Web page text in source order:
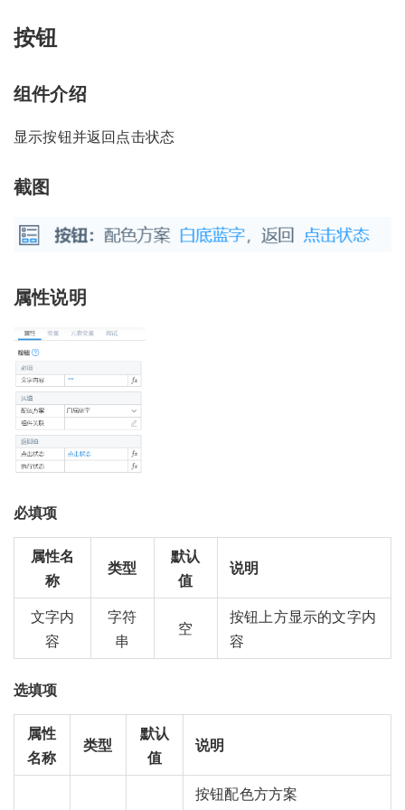
按钮
组件介绍
显示按钮并返回点击状态
截图
属性说明
必填项
属性名
称
类型
默认
值
说明
文字内
容
字符
串
空
按钮上方显示的文字内
容
选填项
属性
名称
类型
默认
值
说明
按钮配色方方案